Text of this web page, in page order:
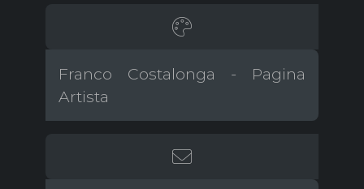
Franco Costalonga - Pagina
Artista